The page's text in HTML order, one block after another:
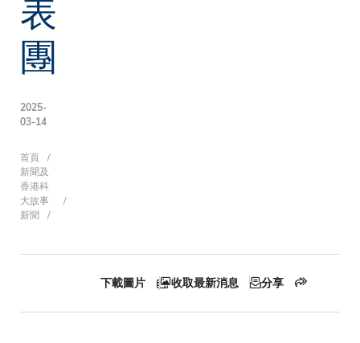
團
2025-
03-14
導
航
連
首頁
新聞及
香港科
大故事
新聞
下載圖片 收取最新消息 分享